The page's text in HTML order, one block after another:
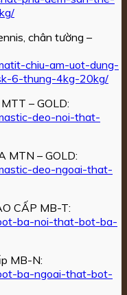
chân tường –
chiu-am-uot-dung-
6-thung-4kg-20kg/
– GOLD:
deo-noi-that-
MTN – GOLD:
deo-ngoai-that-
CẤP MB-T:
ba-noi-that-bot-ba-
MB-N:
ba-ngoai-that-bot-